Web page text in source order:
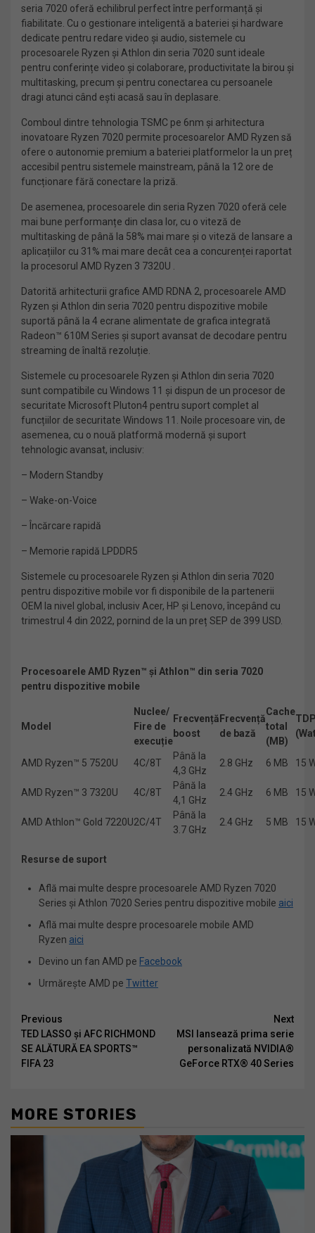
seria 7020 oferă echilibrul perfect între performanță și
fiabilitate. Cu o gestionare inteligentă a bateriei și hardware
dedicate pentru redare video și audio, sistemele cu
procesoarele Ryzen și Athlon din seria 7020 sunt ideale
pentru conferințe video și colaborare, productivitate la birou și
multitasking, precum și pentru conectarea cu persoanele
dragi atunci când ești acasă sau în deplasare.
Comboul dintre tehnologia TSMC pe 6nm și arhitectura
inovatoare Ryzen 7020 permite procesoarelor AMD Ryzen să
ofere o autonomie premium a bateriei platformelor la un preț
accesibil pentru sistemele mainstream, până la 12 ore de
funcționare fără conectare la priză.
De asemenea, procesoarele din seria Ryzen 7020 oferă cele
mai bune performanțe din clasa lor, cu o viteză de
multitasking de până la 58% mai mare și o viteză de lansare a
aplicațiilor cu 31% mai mare decât cea a concurenței raportat
la procesorul AMD Ryzen 3 7320U .
Datorită arhitecturii grafice AMD RDNA 2, procesoarele AMD
Ryzen și Athlon din seria 7020 pentru dispozitive mobile
suportă până la 4 ecrane alimentate de grafica integrată
Radeon™ 610M Series și suport avansat de decodare pentru
streaming de înaltă rezoluție.
Sistemele cu procesoarele Ryzen și Athlon din seria 7020
sunt compatibile cu Windows 11 și dispun de un procesor de
securitate Microsoft Pluton4 pentru suport complet al
funcțiilor de securitate Windows 11. Noile procesoare vin, de
asemenea, cu o nouă platformă modernă și suport
tehnologic avansat, inclusiv:
– Modern Standby
– Wake-on-Voice
– Încărcare rapidă
– Memorie rapidă LPDDR5
Sistemele cu procesoarele Ryzen și Athlon din seria 7020
pentru dispozitive mobile vor fi disponibile de la partenerii
OEM la nivel global, inclusiv Acer, HP și Lenovo, începând cu
trimestrul 4 din 2022, pornind de la un preț SEP de 399 USD.
Procesoarele AMD Ryzen™ și Athlon™ din seria 7020
pentru dispozitive mobile
Model
Nuclee/
Fire de
execuție
Frecvență
boost
Frecvență
de bază
Cache
total
(MB)
AMD Ryzen™ 5 7520U 4C/8T
Până la
4,3 GHz
2.8 GHz 6 MB 15
AMD Ryzen™ 3 7320U 4C/8T
Până la
4,1 GHz
2.4 GHz 6 MB 15
AMD Athlon™ Gold 7220U2C/4T
Până la
3.7 GHz
2.4 GHz 5 MB 15
Resurse de suport
Află mai multe despre procesoarele AMD Ryzen 7020
Series și Athlon 7020 Series pentru dispozitive mobile aici
Află mai multe despre procesoarele mobile AMD
Ryzen aici
Devino un fan AMD pe Facebook
Urmărește AMD pe Twitter
Continue
Reading
Previous
TED LASSO și AFC RICHMOND
SE ALĂTURĂ EA SPORTS™
FIFA 23
Next
MSI lansează prima serie
personalizată NVIDIA®
GeForce RTX® 40 Series
MORE STORIES